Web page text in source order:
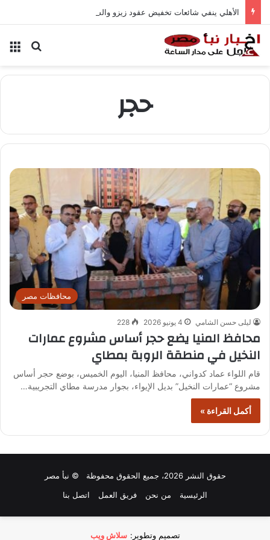
الأهلي ينفي شائعات تخفيض عقود زيزو والشناوي
بحث
حجر
محافظات مصر
ليلى حسن الشامي 4 يونيو 2026 228
محافظ المنيا يضع حجر أساس مشروع عمارات
النخيل في منطقة الروبة بمطاي
قام اللواء عماد كدواني، محافظ المنيا، اليوم الخميس، بوضع حجر أساس
مشروع “عمارات النخيل” بديل الإيواء، بجوار مدرسة مطاي التجريبية…
أكمل القراءة »
حقوق النشر 2026، جميع الحقوق محفوظة © نبأ مصر
الرئيسية
من نحن فريق العمل اتصل بنا
تصميم وتطوير: سلاش ويب